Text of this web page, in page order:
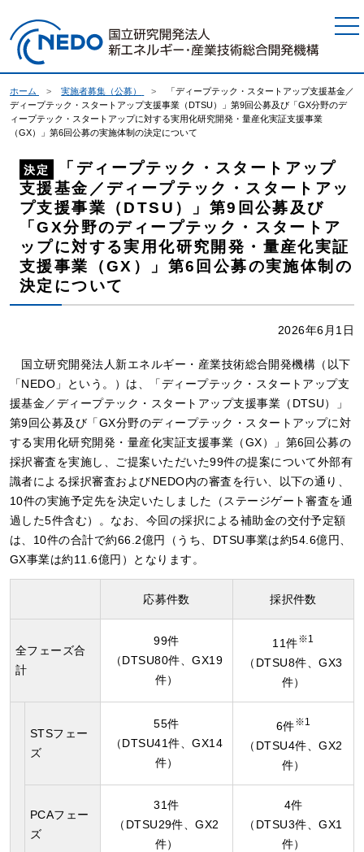
ホーム 実施者募集（公募）
「ディープテック・スタートアップ支援基金／
ディープテック・スタートアップ支援事業（DTSU）」第9回公募及び「GX分野のデ
ィープテック・スタートアップに対する実用化研究開発・量産化実証支援事業
（GX）」第6回公募の実施体制の決定について
決定
「ディープテック・スタートアップ
支援基金／ディープテック・スタートアッ
プ支援事業（DTSU）」第9回公募及び
「GX分野のディープテック・スタートア
ップに対する実用化研究開発・量産化実証
支援事業（GX）」第6回公募の実施体制の
決定について
2026年6月1日
国立研究開発法人新エネルギー・産業技術総合開発機構（以下
「NEDO」という。）は、「ディープテック・スタートアップ支
援基金／ディープテック・スタートアップ支援事業（DTSU）」
第9回公募及び「GX分野のディープテック・スタートアップに対
する実用化研究開発・量産化実証支援事業（GX）」第6回公募の
採択審査を実施し、ご提案いただいた99件の提案について外部有
識者による採択審査およびNEDO内の審査を行い、以下の通り、
10件の実施予定先を決定いたしました（ステージゲート審査を通
過した5件含む）。なお、今回の採択による補助金の交付予定額
は、10件の合計で約66.2億円（うち、DTSU事業は約54.6億円、
GX事業は約11.6億円）となります。
応募件数 採択件数
全フェーズ合
計
99件
（DTSU80件、GX19
件）
11件※1
（DTSU8件、GX3
件）
STSフェー
ズ
55件
（DTSU41件、GX14
件）
6件※1
（DTSU4件、GX2
件）
PCAフェー
ズ
31件
（DTSU29件、GX2
件）
4件
（DTSU3件、GX1
件）